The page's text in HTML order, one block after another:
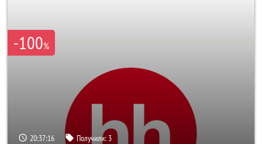
-100%
20:37:14 Получили: 3